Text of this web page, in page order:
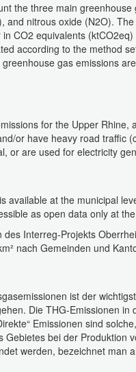
the three main
and nitrous oxide (N2O).
CO2 equivalents
according to the method
gas emissions
for the Upper Rhine,
or have heavy road traffic
or are used for electricity
available at the municipal
as open data only at
Interreg-Projekts
nach Gemeinden und
ist der
Die THG-Emissionen in
Emissionen sind
Gebietes bei der Produktion
werden, bezeichnet man